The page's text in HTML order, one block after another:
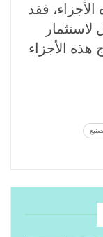
فقد
هذه الأجزاء